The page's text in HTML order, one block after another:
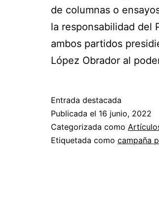
de columnas o
la responsabilidad del
ambos partidos
López Obrador al
Entrada destacada
Publicada el 16 junio, 2022
Categorizada como
Etiquetada como campaña